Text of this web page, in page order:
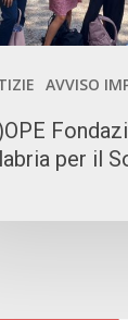
AVVISO
per il